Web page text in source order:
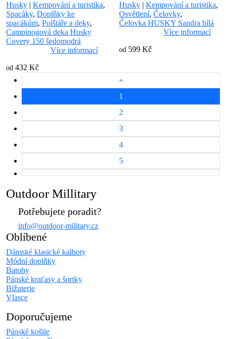
Husky | Kempování a turistika,
Spacáky, Doplňky ke
spacákům, Polštáře a deky,
Campinogová deka Husky
Covery 150 šedomodrá
Více informací
od 432 Kč
Husky | Kempování a turistika,
Osvětlení, Čelovky,
Čelovka HUSKY Sandra bílá
Více informací
od 599 Kč
«
1
2
3
4
5
Outdoor Millitary
Potřebujete poradit?
info@outdoor-military.cz
Oblíbené
Dámské klasické kalhoty
Módní doplňky
Batohy
Pánské kraťasy a šortky
Bižuterie
Vlasce
Doporučujeme
Pánské košile